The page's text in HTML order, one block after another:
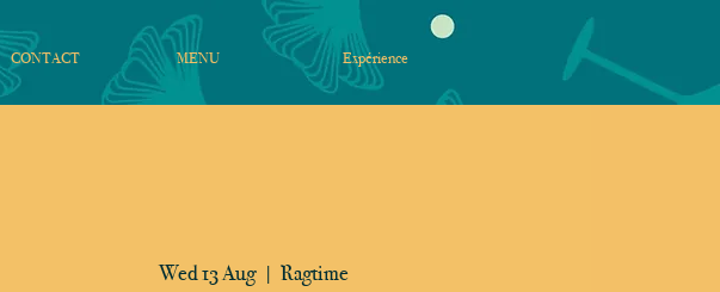
CONTACT MENU Expérience
Wed 13 Aug
  |
Ragtime